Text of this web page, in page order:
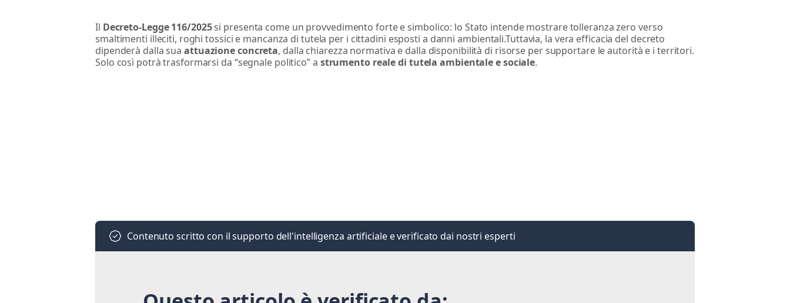
Il Decreto-Legge 116/2025si presenta come un provvedimento forte e simbolico: lo Stato intende mostrare tolleranza zero verso
smaltimenti illeciti, roghi tossici e mancanza di tutela per i cittadini esposti a danni ambientali.Tuttavia, la vera efficacia del decreto
dipenderà dalla sua attuazione concreta, dalla chiarezza normativa e dalla disponibilità di risorse per supportare le autorità e i territori.
Solo così potrà trasformarsi da “segnale politico” a strumento reale di tutela ambientale e sociale.
Contenuto scritto con il supporto dell'intelligenza artificiale e verificato dai nostri esperti